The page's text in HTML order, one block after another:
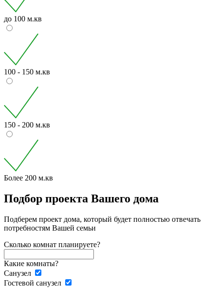
до 100 м.кв
100 - 150 м.кв
150 - 200 м.кв
Более 200 м.кв
Подбор проекта Вашего дома
Подберем проект дома, который будет полностью отвечать
потребностям Вашей семьи
Сколько комнат планируете?
Какие комнаты?
Санузел
Гостевой санузел